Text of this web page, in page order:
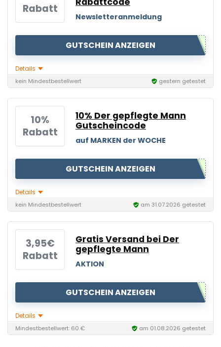
Rabatt
Newsletteranmeldung
GUTSCHEIN ANZEIGEN
Details
kein Mindestbestellwert gestern getestet
10%
Rabatt
10% Der gepflegte Mann
Gutscheincode
auf MARKEN der WOCHE
GUTSCHEIN ANZEIGEN
Details
kein Mindestbestellwert am 31.07.2026 getestet
3,95€
Rabatt
Gratis Versand bei Der
gepflegte Mann
AKTION
GUTSCHEIN ANZEIGEN
Details
Mindestbestellwert: 60 € am 01.08.2026 getestet